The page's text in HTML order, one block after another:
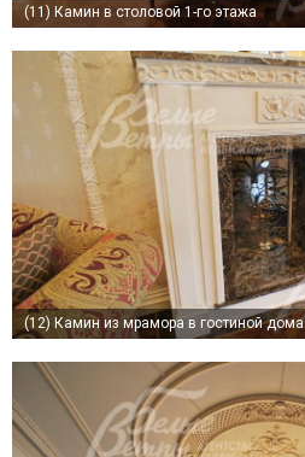
(11) Камин в столовой 1-го этажа
(12) Камин из мрамора в гостиной дома